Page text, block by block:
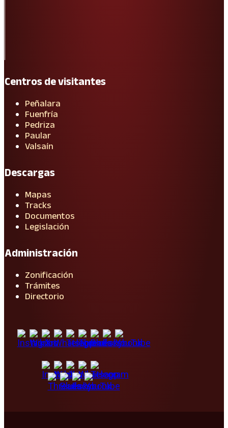
Centros de visitantes
Peñalara
Fuenfría
Pedriza
Paular
Valsaín
Descargas
Mapas
Tracks
Documentos
Legislación
Administración
Zonificación
Trámites
Directorio